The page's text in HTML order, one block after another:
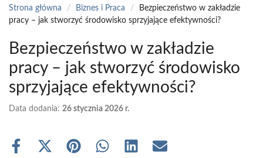
Strona główna / Biznes i Praca /
Bezpieczeństwo w zakładzie
pracy – jak stworzyć środowisko sprzyjające efektywności?
Bezpieczeństwo w zakładzie
pracy – jak stworzyć środowisko
sprzyjające efektywności?
Data dodania: 26 stycznia 2026 r.
Share
Share Share Share Share Share